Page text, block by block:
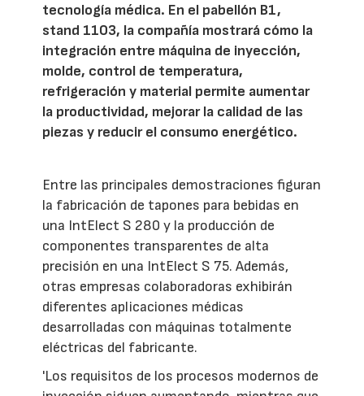
tecnología médica. En el pabellón B1,
stand 1103, la compañía mostrará cómo la
integración entre máquina de inyección,
molde, control de temperatura,
refrigeración y material permite aumentar
la productividad, mejorar la calidad de las
piezas y reducir el consumo energético.
Entre las principales demostraciones figuran
la fabricación de tapones para bebidas en
una IntElect S 280 y la producción de
componentes transparentes de alta
precisión en una IntElect S 75. Además,
otras empresas colaboradoras exhibirán
diferentes aplicaciones médicas
desarrolladas con máquinas totalmente
eléctricas del fabricante.
'Los requisitos de los procesos modernos de